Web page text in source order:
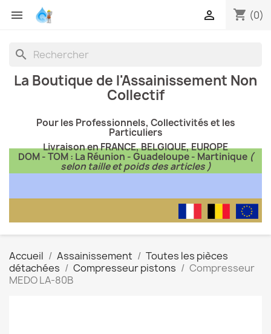
 shopping_cart (0)

search
La Boutique de l'Assainissement Non
Collectif
Pour les Professionnels, Collectivités et les
Particuliers
Livraison en FRANCE, BELGIQUE, EUROPE
DOM - TOM : La Réunion - Guadeloupe - Martinique(
selon taille et poids des articles )
Accueil Assainissement
Toutes les pièces
détachées
Compresseur pistons
Compresseur
MEDO LA-80B